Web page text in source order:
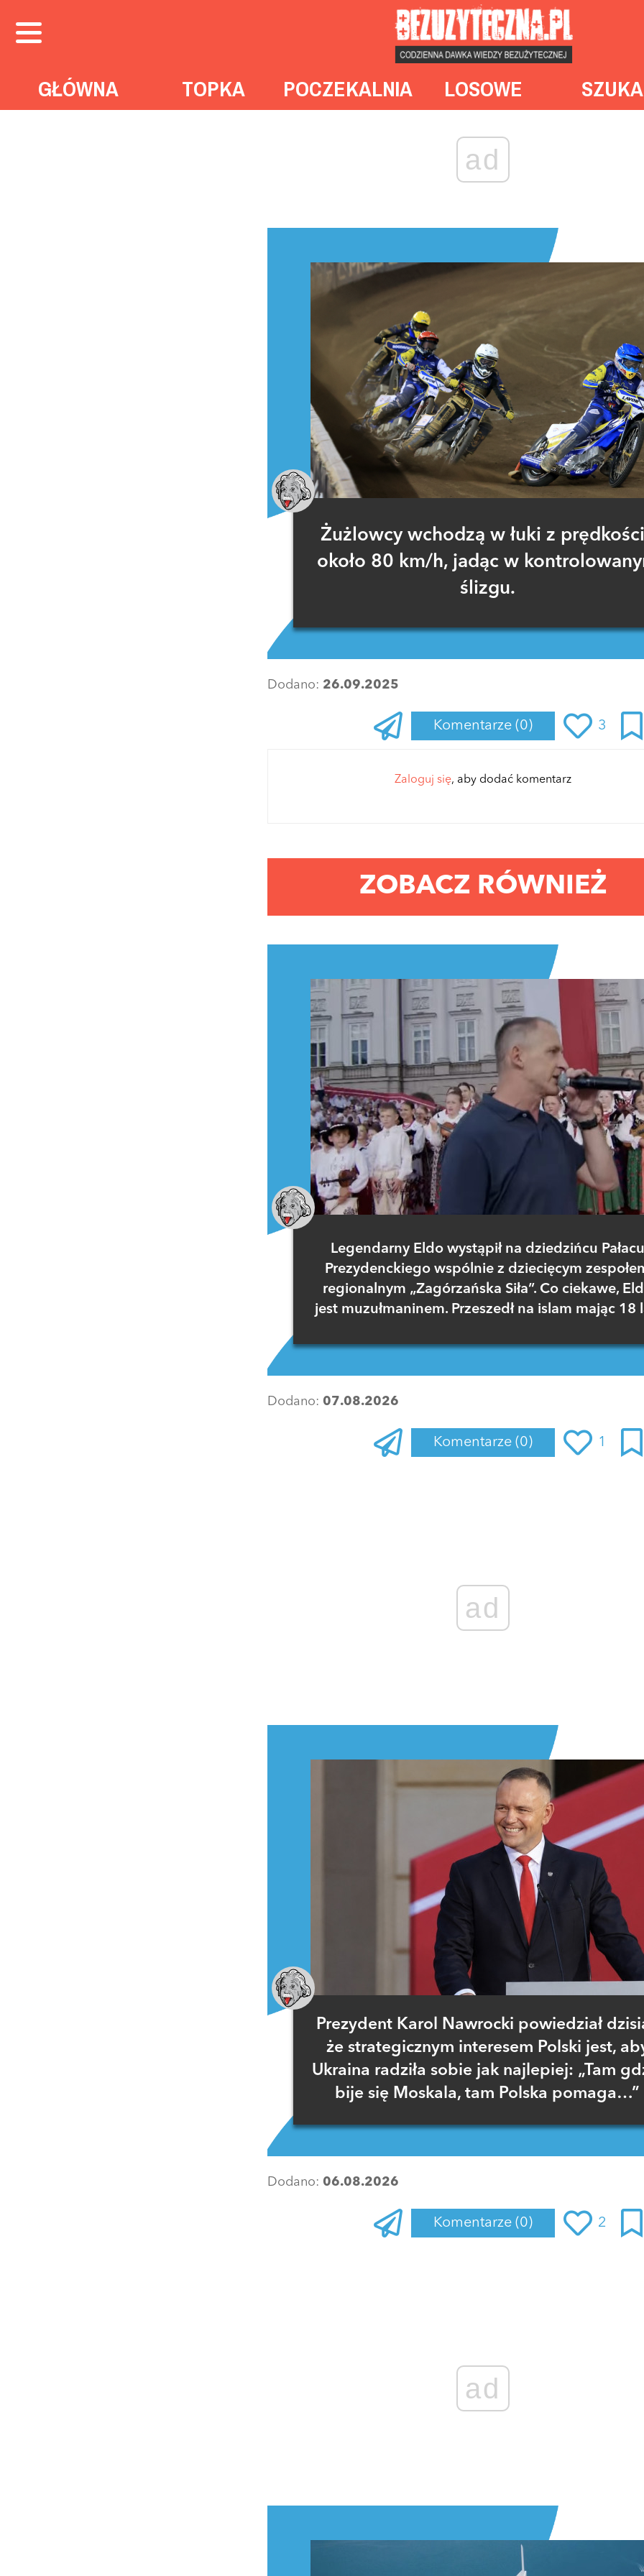
GŁÓWNA TOPKA POCZEKALNIA LOSOWE
ad
Żużlowcy wchodzą w łuki z
około 80 km/h, jadąc w
ślizgu.
Dodano: 26.09.2025
Komentarze (0) 3
Zaloguj się, aby dodać komentarz
ZOBACZ RÓWNIEŻ
Legendarny Eldo wystąpił na dziedzińcu Pałacu
Prezydenckiego wspólnie z dziecięcym
regionalnym „Zagórzańska Siła”. Co ciekawe,
jest muzułmaninem. Przeszedł na islam mając 18
Dodano: 07.08.2026
Komentarze (0) 1
ad
Prezydent Karol Nawrocki powiedział
że strategicznym interesem Polski jest,
Ukraina radziła sobie jak najlepiej: „Tam
bije się Moskala, tam Polska pomaga…”
Dodano: 06.08.2026
Komentarze (0) 2
ad